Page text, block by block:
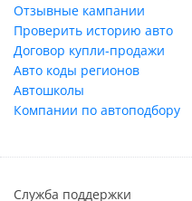
Отзывные кампании
Проверить историю авто
Договор купли-продажи
Авто коды регионов
Автошколы
Компании по автоподбору
Служба поддержки